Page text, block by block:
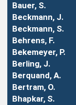
Bauer, S.
Beckmann, J.
Beckmann, S.
Behrens, F.
Bekemeyer, P.
Berling, J.
Berquand, A.
Bertram, O.
Bhapkar, S.